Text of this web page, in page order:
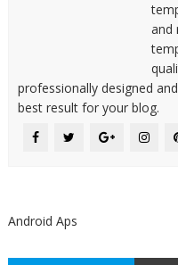
and
professionally designed
best result for your blog.
Android Aps